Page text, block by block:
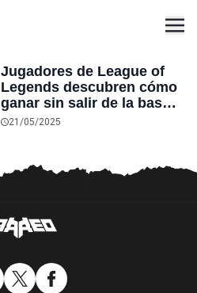
Jugadores de League of
Legends descubren cómo
ganar sin salir de la base
en el nuevo modo del
21/05/2025